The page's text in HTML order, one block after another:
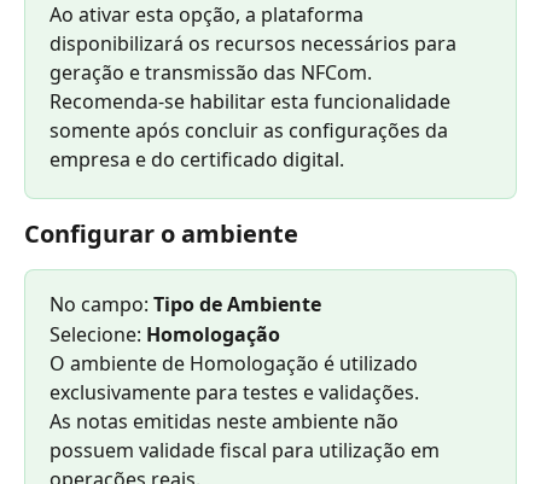
Ao ativar esta opção, a plataforma
disponibilizará os recursos necessários para
geração e transmissão das NFCom.
Recomenda-se habilitar esta funcionalidade
somente após concluir as configurações da
empresa e do certificado digital.
Configurar o ambiente
No campo: Tipo de Ambiente
Selecione: Homologação
O ambiente de Homologação é utilizado
exclusivamente para testes e validações.
As notas emitidas neste ambiente não
possuem validade fiscal para utilização em